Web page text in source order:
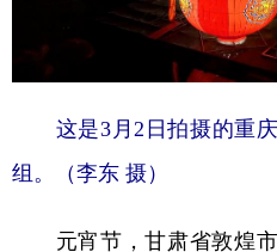
这是3月2日拍摄的重
组。（李东 摄）
元宵节，甘肃省敦煌市